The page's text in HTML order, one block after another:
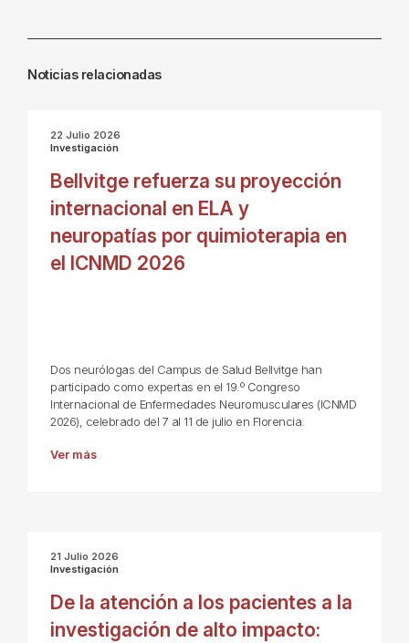
Noticias relacionadas
22 Julio 2026
Investigación
Bellvitge refuerza su proyección
internacional en ELA y
neuropatías por quimioterapia en
el ICNMD 2026
Dos neurólogas del Campus de Salud Bellvitge han
participado como expertas en el 19.º Congreso
Internacional de Enfermedades Neuromusculares (ICNMD
2026), celebrado del 7 al 11 de julio en Florencia.
Ver más
21 Julio 2026
Investigación
De la atención a los pacientes a la
investigación de alto impacto: